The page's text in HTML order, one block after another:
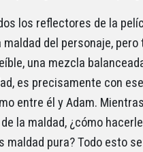
los reflectores de la
del personaje,
una mezcla
es precisamente con
entre él y Adam.
la maldad, ¿cómo
maldad pura? Todo esto